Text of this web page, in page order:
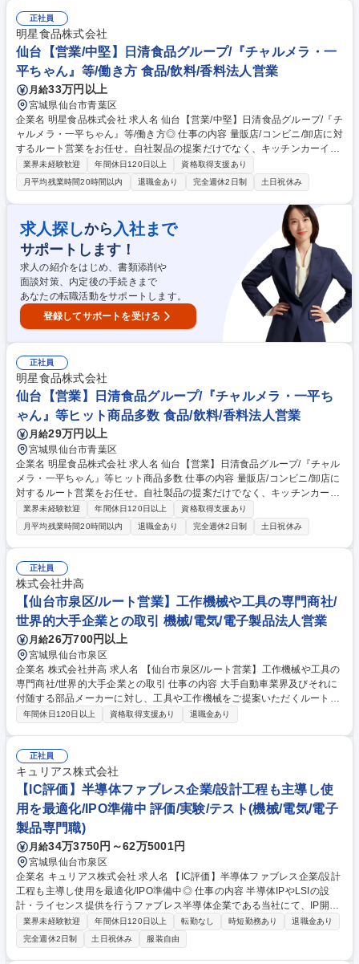
価データの収集・分析、設計チームへのフィードバック ※社内の各分野
（大手半導体メーカーからの転職者で構成/デジタル、アナログ、レイアウ
ト設計者・評価それぞれ強みあり）と連携し徐々に専門性を高めていけま
す。 募集職種 第二新卒歓迎！【IC評価】半導体ファブレス企業/技術を深
めたい方/IPO準備中◎
正社員
明星食品株式会社
仙台【営業/中堅】日清食品グループ/『チャルメラ・一
平ちゃん』等/働き方 食品/飲料/香料法人営業
月給33万円以上
宮城県仙台市青葉区
企業名 明星食品株式会社 求人名 仙台【営業/中堅】日清食品グループ/『チ
ャルメラ・一平ちゃん』等/働き方◎ 仕事の内容 量販店/コンビニ/卸店に対
するルート営業をお任せ。自社製品の提案だけでなく、キッチンカーイベ
ントや「チャルメラおじさん」の着ぐるみを活用したプロモーション等、
自由度の高い販促施策も企画・実行可能です。 【主要業務】■担当取引先
に対する即席めんの販売提案（定番商品導入/チラシ販促/新商品/棚割り
等） ■販促プロモーションの企画立案および実施（試食マネキン/チャルメ
ラおじさん着ぐるみ/キッチンカーイベント等） ■担当取引先に提案する商
品の企画（PB商品/名店監修商品等）■市場動向情報収集および市場分析
【主要即席めんブランド】チャルメラ/中華三昧/一平ちゃん/麺神/低糖質麺
シリーズ 募集職種 仙台【営業/中堅】日清食品グループ/『チャルメラ・一
平ちゃん』等/働き方◎
業界未経験歓迎 年間休日120日以上
資格取得支援あり
月平均残業時間20時間以内
退職金あり 完全週休2日制 土日祝休み
求人探しから 入社まで
サポートします！
求人の紹介をはじめ、書類添削や
面談対策、内定後の手続きまで
あなたの転職活動をサポートします。
登録してサポートを受ける
正社員
明星食品株式会社
仙台【営業】日清食品グループ/『チャルメラ・一平ち
ゃん』等ヒット商品多数 食品/飲料/香料法人営業
月給29万円以上
宮城県仙台市青葉区
企業名 明星食品株式会社 求人名 仙台【営業】日清食品グループ/『チャル
メラ・一平ちゃん』等ヒット商品多数 仕事の内容 量販店/コンビニ/卸店に
対するルート営業をお任せ。自社製品の提案だけでなく、キッチンカーイ
ベントや「チャルメラおじさん」の着ぐるみを活用したプロモーション
等、自由度の高い販促施策も企画・実行可能です。 【主要業務】■担当取
引先に対する即席めんの販売提案（定番商品導入/チラシ販促/新商品/棚割
り等） ■販促プロモーションの企画立案および実施（試食マネキン/チャル
メラおじさん着ぐるみ/キッチンカーイベント等） ■担当取引先に提案する
商品の企画（PB商品/名店監修商品等）■市場動向情報収集および市場分析
【主要即席めんブランド】チャルメラ/中華三昧/一平ちゃん/麺神/低糖質麺
シリーズ 募集職種 仙台【営業】日清食品グループ/『チャルメラ・一平ち
ゃん』等ヒット商品多数
業界未経験歓迎 年間休日120日以上
資格取得支援あり
月平均残業時間20時間以内
退職金あり 完全週休2日制 土日祝休み
正社員
株式会社井高
【仙台市泉区/ルート営業】工作機械や工具の専門商社/
世界的大手企業との取引 機械/電気/電子製品法人営業
月給26万700円以上
宮城県仙台市泉区
企業名 株式会社井高 求人名 【仙台市泉区/ルート営業】工作機械や工具の
専門商社/世界的大手企業との取引 仕事の内容 大手自動車業界及びそれに
付随する部品メーカーに対し、工具や工作機械をご提案いただくルート営
業職をお任せ致します。課題の発掘から納品まで一連の流れに携ることが
案。メーカー/仕入先に対し、見積依頼や納期調整、価格交渉 等 ■【残
業】平均残業20時間:労働管理を社内で徹底。業務時間を社員が可視化で
きるようにしており、業務負荷が偏らないようにチームで管理。 ■【転
勤】主に現地採用を行っており、異動が少なく安心して働けます 募集職種
【仙台市泉区/ルート営業】工作機械や工具の専門商社/世界的大手企業と
の取引
年間休日120日以上 資格取得支援あり 退職金あり
正社員
キュリアス株式会社
【IC評価】半導体ファブレス企業/設計工程も主導し使
用を最適化/IPO準備中 評価/実験/テスト(機械/電気/電子
製品専門職)
月給34万3750円～62万5001円
宮城県仙台市泉区
企業名 キュリアス株式会社 求人名 【IC評価】半導体ファブレス企業/設計
工程も主導し使用を最適化/IPO準備中◎ 仕事の内容 半導体IPやLSIの設
計・ライセンス提供を行うファブレス半導体企業である当社にて、IP開発
の評価・検証をお任せいたします。顧客要求ヒアリングから仕様決め、TE
G設計、実機評価までを一気通貫で主導します。 大手電機メーカー等の顧
客要望を反映し、仕様策定から回路の改版・新規設計・検証を主導してい
業界未経験歓迎 年間休日120日以上 転勤なし 時短勤務あり
退職金あり
完全週休2日制
土日祝休み 服装自由